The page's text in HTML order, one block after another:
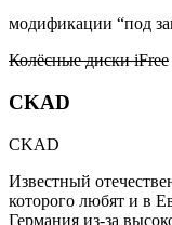
модификации “под
Колёсные диски iFree
CKAD
CKAD
Известный
которого любят и в
Германия из-за